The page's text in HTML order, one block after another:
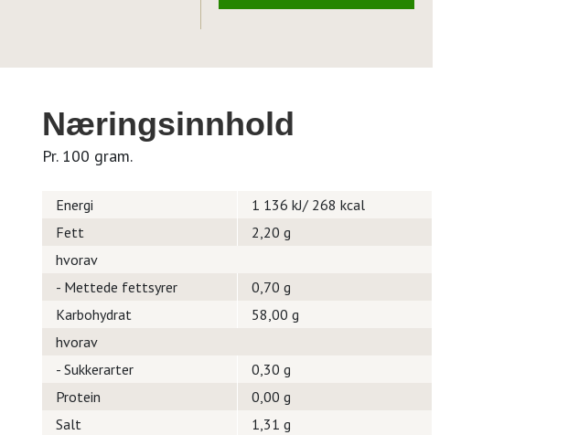
Næringsinnhold
Pr. 100 gram.
Energi
1 136 kJ/ 268 kcal
Fett
2,20 g
hvorav
- Mettede fettsyrer
0,70 g
Karbohydrat
58,00 g
hvorav
- Sukkerarter
0,30 g
Protein
0,00 g
Salt
1,31 g